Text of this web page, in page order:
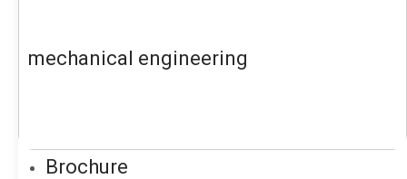
mechanical engineering
Brochure